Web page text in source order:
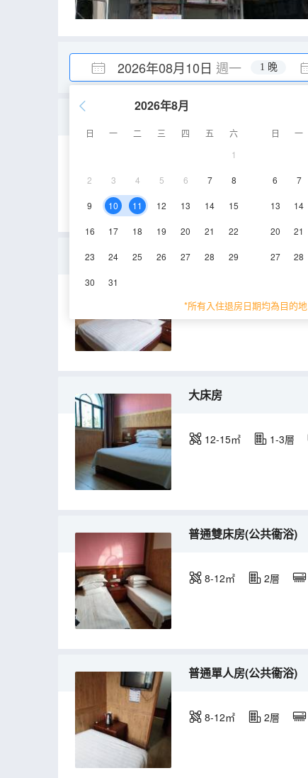
2026年08月10日 週一 1 晚
2026年8月
日 一 二 三 四 五
六
1
2 3 4 5 6 7 8
9 10 11 12 13 14 15
16 17 18 19 20 21 22
23 24 25 26 27 28 29
30 31
日 一
6 7
13 14
20 21
27 28
*所有入住退房日期均為目的
特惠房
10-12㎡ 1-3層
大床房
12-15㎡ 1-3層
普通雙床房(公共衞浴)
8-12㎡ 2層
普通單人房(公共衞浴)
8-12㎡ 2層